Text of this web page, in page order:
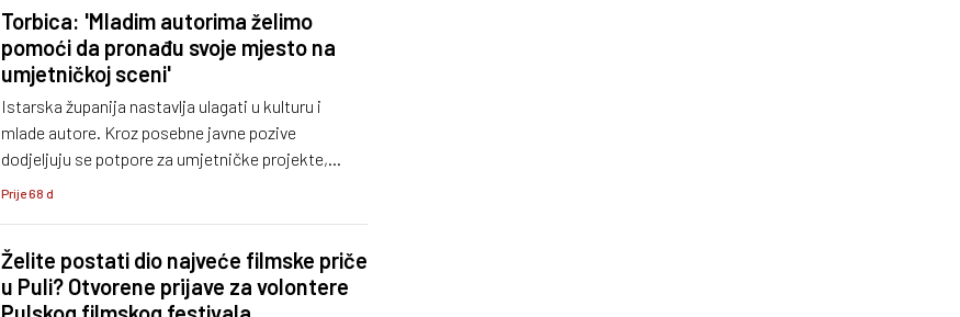
Torbica: 'Mladim autorima želimo
pomoći da pronađu svoje mjesto na
umjetničkoj sceni'
Istarska županija nastavlja ulagati u kulturu i
mlade autore. Kroz posebne javne pozive
dodjeljuju se potpore za umjetničke projekte,
međunarodnu suradnju i filmsku produkciju.
Prije 68 d
Želite postati dio najveće filmske priče
u Puli? Otvorene prijave za volontere